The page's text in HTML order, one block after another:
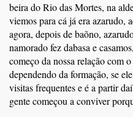
beira do Rio das Mortes, na
viemos para cá já era azarudo,
agora, depois de baõno,
namorado fez dabasa e
começo da nossa relação com
dependendo da formação, se
visitas frequentes e é a partir
gente começou a conviver